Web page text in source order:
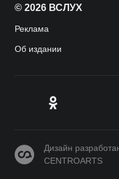
© 2026 ВСЛУХ
Реклама
Об издании
CENTROARTS